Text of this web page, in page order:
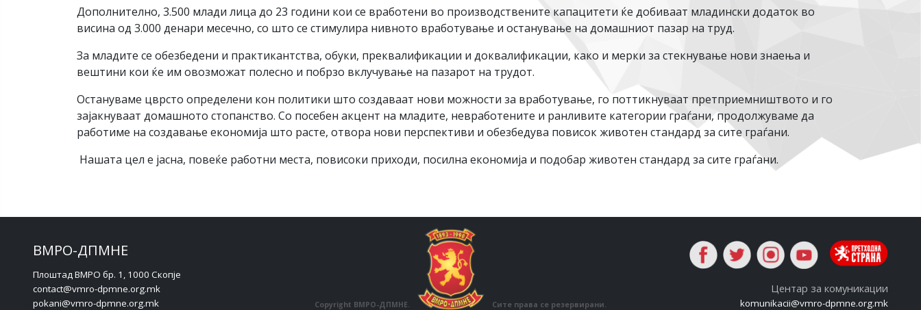
Дополнително, 3.500 млади лица до 23 години кои се вработени во производствените капацитети ќе добиваат младински додаток во
висина од 3.000 денари месечно, со што се стимулира нивното вработување и останување на домашниот пазар на труд.
За младите се обезбедени и практикантства, обуки, преквалификации и доквалификации, како и мерки за стекнување нови знаења и
вештини кои ќе им овозможат полесно и побрзо вклучување на пазарот на трудот.
Остануваме цврсто определени кон политики што создаваат нови можности за вработување, го поттикнуваат претприемништвото и го
зајакнуваат домашното стопанство. Со посебен акцент на младите, невработените и ранливите категории граѓани, продолжуваме да
работиме на создавање економија што расте, отвора нови перспективи и обезбедува повисок животен стандард за сите граѓани.
Нашата цел е јасна, повеќе работни места, повисоки приходи, посилна економија и подобар животен стандард за сите граѓани.
ВМРО-ДПМНЕ
Плоштад ВМРО бр. 1, 1000 Скопје
contact@vmro-dpmne.org.mk
pokani@vmro-dpmne.org.mk
Copyright ВМРО-ДПМНЕ. Сите права се резервирани.
Центар за комуникации
komunikacii@vmro-dpmne.org.mk